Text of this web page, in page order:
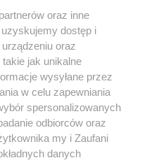
bezpieczna i
do bram
MATERIAŁ SPONSOROWANY
oraz inne
dostęp i
oraz
jak unikalne
wysyłane przez
w celu zapewniania
spersonalizowanych
odbiorców oraz
my i Zaufani
danych